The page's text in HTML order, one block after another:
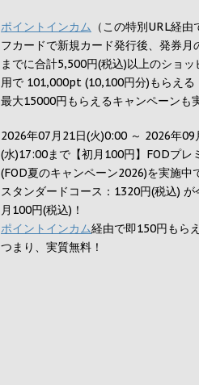
ポイントインカム （この特別URL経由
フカードで新規カード発行後、発券月
までに合計5,500円(税込)以上のショッ
用で 101,000pt (10,100円分)もらえる
最大15000円もらえるキャンペーンも
2026年07月21日(火)0:00 ～ 2026年09
(水)17:00まで【初月100円】FODプレ
(FOD夏のキャンペーン2026)を実施中
スタンダードコース：1320円(税込) が
月100円(税込)！
ポイントインカム経由で即150円もらえ
つまり、実質無料！